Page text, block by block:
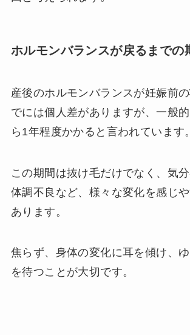
ホルモンバランスが戻るまでの
産後のホルモンバランスが妊娠前
でには個人差がありますが、一般
ら1年程度かかると言われています。
この期間は抜け毛だけでなく、気
体調不良など、様々な変化を感じ
あります。
焦らず、身体の変化に耳を傾け、
を待つことが大切です。